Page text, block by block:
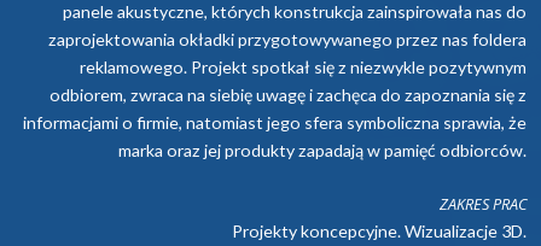
panele akustyczne, których konstrukcja zainspirowała nas do
zaprojektowania okładki przygotowywanego przez nas foldera
reklamowego. Projekt spotkał się z niezwykle pozytywnym
odbiorem, zwraca na siebię uwagę i zachęca do zapoznania się z
informacjami o firmie, natomiast jego sfera symboliczna sprawia, że
marka oraz jej produkty zapadają w pamięć odbiorców.
ZAKRES PRAC
Projekty koncepcyjne. Wizualizacje 3D.